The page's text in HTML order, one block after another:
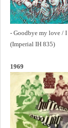
- Goodbye my love /
(Imperial IH 835)
1969